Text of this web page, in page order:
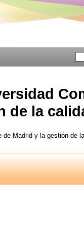
de la
Madrid y la gestión de